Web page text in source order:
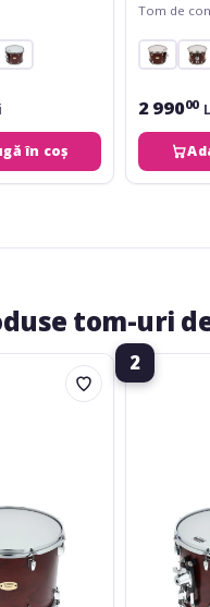
în coș
Tom de
2 99000
tom-uri
2
Yamaha
Concert